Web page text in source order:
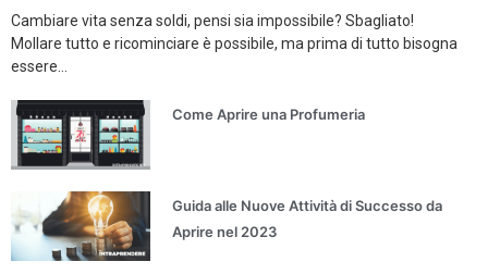
Cambiare vita senza soldi, pensi sia impossibile? Sbagliato!
Mollare tutto e ricominciare è possibile, ma prima di tutto bisogna
essere...
Come Aprire una Profumeria
Guida alle Nuove Attività di Successo da
Aprire nel 2023